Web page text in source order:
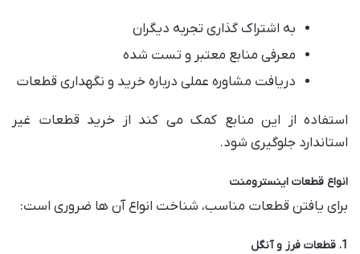
به اشتراک گذاری تجربه دیگران
معرفی منابع معتبر و تست شده
دریافت مشاوره عملی درباره خرید و نگهداری قطعات
استفاده از این منابع کمک می کند از خرید قطعات غیر
استاندارد جلوگیری شود.
انواع قطعات اینسترومنت
برای یافتن قطعات مناسب، شناخت انواع آن ها ضروری است:
1. قطعات فرز و آنگل